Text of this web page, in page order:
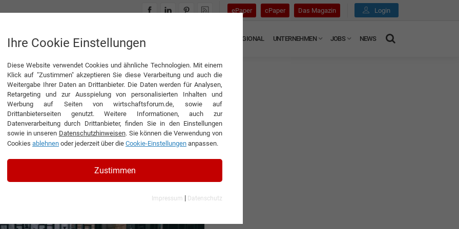
ePaper cPaper Das Magazin Login
INTERVIEWS REGIONAL UNTERNEHMEN JOBS NEWS
Marketing
Zwischen Menü
Ihre Cookie Einstellungen
Diese Website verwendet Cookies und ähnliche Technologien. Mit einem
Klick auf "Zustimmen" akzeptieren Sie diese Verarbeitung und auch die
Weitergabe Ihrer Daten an Drittanbieter. Die Daten werden für Analysen,
Retargeting und zur Ausspielung von personalisierten Inhalten und
Werbung auf Seiten von wirtschaftsforum.de, sowie auf
Drittanbieterseiten genutzt. Weitere Informationen, auch zur
Datenverarbeitung durch Drittanbieter, finden Sie in den Einstellungen
sowie in unseren Datenschutzhinweisen. Sie können die Verwendung von
Cookies ablehnen oder jederzeit über die Cookie-Einstellungen anpassen.
Zustimmen
Impressum | Datenschutz